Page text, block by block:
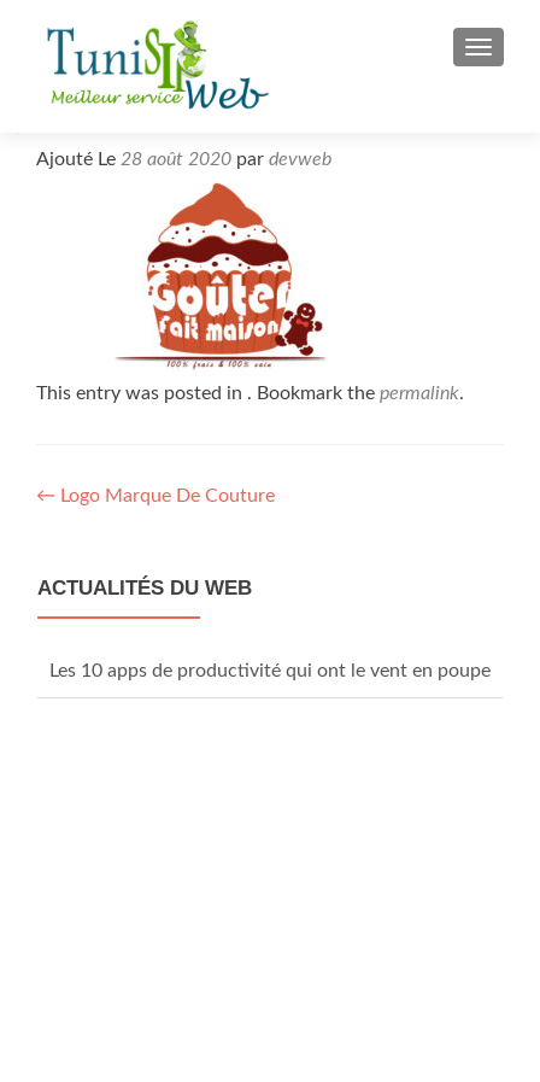
MENU
Ajouté Le 28 août 2020 par devweb
This entry was posted in . Bookmark the permalink.
Post
← Logo Marque De Couture
ACTUALITÉS DU WEB
Les 10 apps de productivité qui ont le vent en poupe